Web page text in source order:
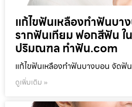
แก้ไขฟันเหลืองทำฟันบา
รากฟันเทียม ฟอกสีฟัน ใ
ปริมณฑล ทำฟัน.com
แก้ไขฟันเหลืองทำฟันบางบอน จัดฟั
ดูเพิ่มเติม »